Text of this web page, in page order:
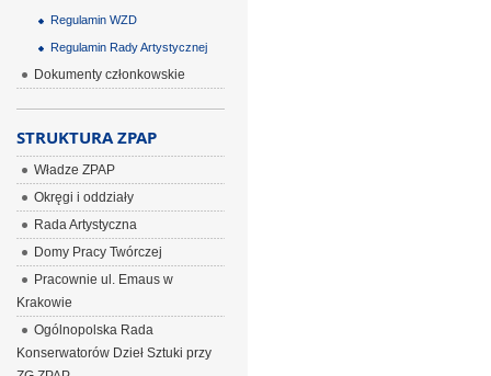
Regulamin WZD
Regulamin Rady Artystycznej
Dokumenty członkowskie
STRUKTURA ZPAP
Władze ZPAP
Okręgi i oddziały
Rada Artystyczna
Domy Pracy Twórczej
Pracownie ul. Emaus w
Krakowie
Ogólnopolska Rada
Konserwatorów Dzieł Sztuki przy